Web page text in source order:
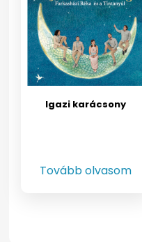
Igazi karácsony
Tovább olvasom